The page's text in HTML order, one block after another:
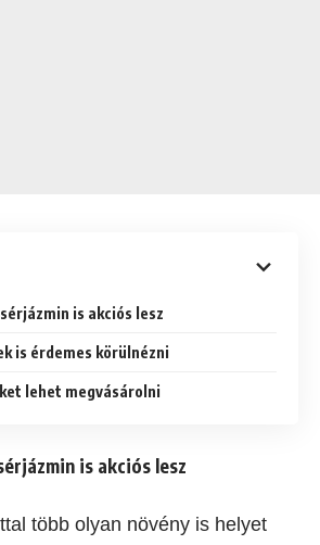
is akciós lesz
is érdemes körülnézni
lehet megvásárolni
is akciós lesz
több olyan növény is helyet